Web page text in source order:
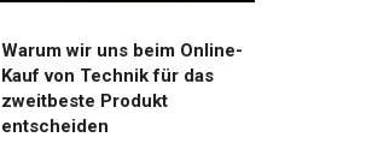
Warum wir uns beim Online-
Kauf von Technik für das
zweitbeste Produkt
entscheiden